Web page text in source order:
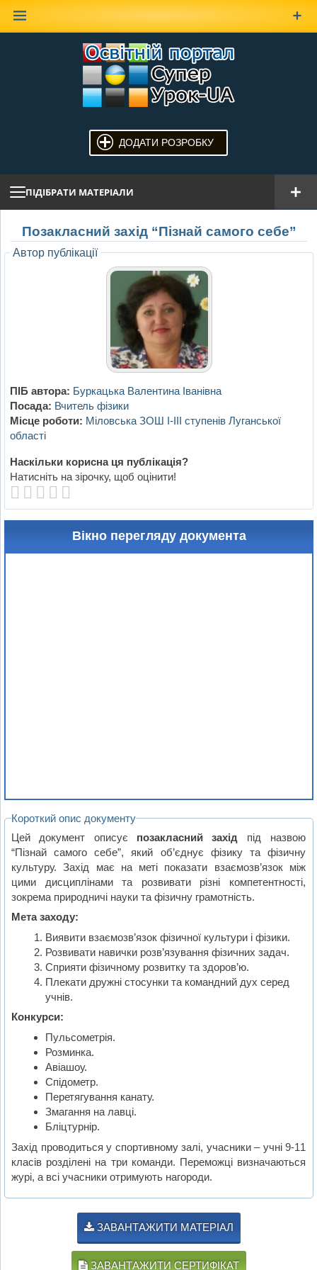
ДОДАТИ РОЗРОБКУ
ПІДІБРАТИ МАТЕРІАЛИ
Позакласний захід “Пізнай самого себе”
Автор публікації
ПІБ автора: Буркацька Валентина Іванівна
Посада: Вчитель фізики
Місце роботи: Міловська ЗОШ І-ІІІ ступенів Луганської
області
Наскільки корисна ця публікація?
Натисніть на зірочку, щоб оцінити!
Вікно перегляду документа
Короткий опис документу
Цей документ описує позакласний захід під назвою
“Пізнай самого себе”, який об’єднує фізику та фізичну
культуру. Захід має на меті показати взаємозв’язок між
цими дисциплінами та розвивати різні компетентності,
зокрема природничі науки та фізичну грамотність.
Мета заходу:
Виявити взаємозв’язок фізичної культури і фізики.
Розвивати навички розв’язування фізичних задач.
Сприяти фізичному розвитку та здоров’ю.
Плекати дружні стосунки та командний дух серед
учнів.
Конкурси:
Пульсометрія.
Розминка.
Авіашоу.
Спідометр.
Перетягування канату.
Змагання на лавці.
Бліцтурнір.
Захід проводиться у спортивному залі, учасники – учні 9-11
класів розділені на три команди. Переможці визначаються
журі, а всі учасники отримують нагороди.
ЗАВАНТАЖИТИ МАТЕРІАЛ
ЗАВАНТАЖИТИ СЕРТИФІКАТ